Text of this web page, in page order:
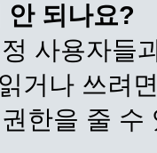
안 되나요?
사용자들
거나 쓰려
한을 줄